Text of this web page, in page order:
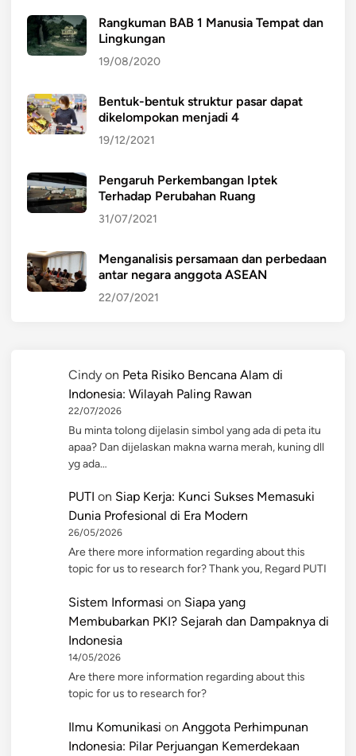
Rangkuman BAB 1 Manusia Tempat dan
Lingkungan
19/08/2020
Bentuk-bentuk struktur pasar dapat
dikelompokan menjadi 4
19/12/2021
Pengaruh Perkembangan Iptek
Terhadap Perubahan Ruang
31/07/2021
Menganalisis persamaan dan perbedaan
antar negara anggota ASEAN
22/07/2021
Cindy on Peta Risiko Bencana Alam di
Indonesia: Wilayah Paling Rawan
22/07/2026
Bu minta tolong dijelasin simbol yang ada di peta itu
apaa? Dan dijelaskan makna warna merah, kuning dll
yg ada…
PUTI on Siap Kerja: Kunci Sukses Memasuki
Dunia Profesional di Era Modern
26/05/2026
Are there more information regarding about this
topic for us to research for? Thank you, Regard PUTI
Sistem Informasi on Siapa yang
Membubarkan PKI? Sejarah dan Dampaknya di
Indonesia
14/05/2026
Are there more information regarding about this
topic for us to research for?
Ilmu Komunikasi on Anggota Perhimpunan
Indonesia: Pilar Perjuangan Kemerdekaan